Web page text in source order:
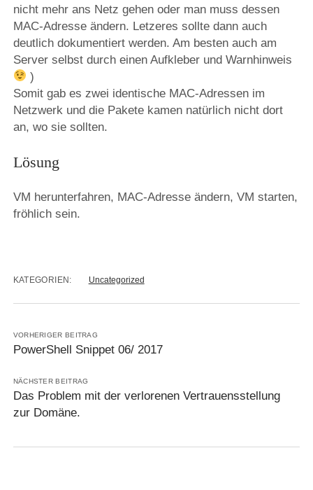
nicht mehr ans Netz gehen oder man muss dessen
MAC-Adresse ändern. Letzeres sollte dann auch
deutlich dokumentiert werden. Am besten auch am
Server selbst durch einen Aufkleber und Warnhinweis
)
Somit gab es zwei identische MAC-Adressen im
Netzwerk und die Pakete kamen natürlich nicht dort
an, wo sie sollten.
Lösung
VM herunterfahren, MAC-Adresse ändern, VM starten,
fröhlich sein.
KATEGORIEN: Uncategorized
VORHERIGER BEITRAG
PowerShell Snippet 06/ 2017
NÄCHSTER BEITRAG
Das Problem mit der verlorenen Vertrauensstellung
zur Domäne.